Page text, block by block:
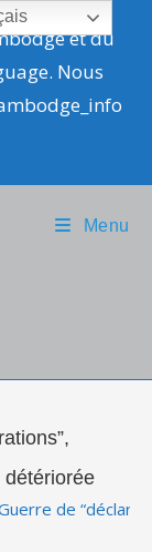
et du
Nous
Menu
détériorée
de